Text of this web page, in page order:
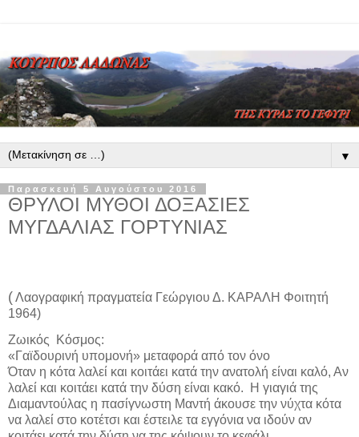
▼
Παρασκευή 5 Αυγούστου 2016
ΘΡΥΛΟΙ ΜΥΘΟΙ ΔΟΞΑΣΙΕΣ
ΜΥΓΔΑΛΙΑΣ ΓΟΡΤΥΝΙΑΣ
(Λαογραφική πραγματεία Γεώργιου Δ. ΚΑΡΑΛΗ Φοιτητή
1964)
Ζωικός
Κόσμος:
«Γαϊδουρινή υπομονή» μεταφορά από τον όνο
Όταν η κότα λαλεί και κοιτάει κατά την ανατολή είναι καλό, Αν
λαλεί και κοιτάει κατά την δύση είναι κακό.
Η γιαγιά της
Διαμαντούλας η πασίγνωστη Μαντή άκουσε την νύχτα κότα
να λαλεί στο κοτέτσι και έστειλε τα εγγόνια να ιδούν αν